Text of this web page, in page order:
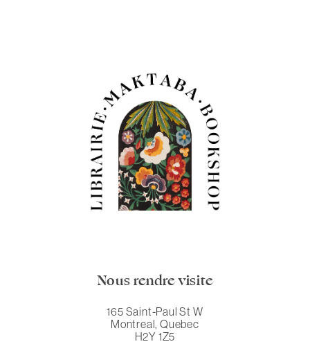
Nous rendre visite
165 Saint-Paul St W
Montreal, Quebec
H2Y 1Z5